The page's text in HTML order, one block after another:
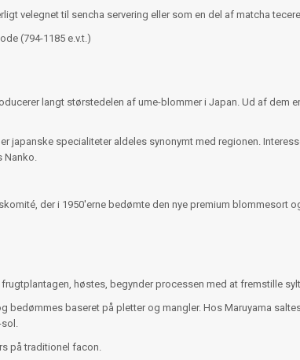
velegnet til sencha servering eller som en del af matcha
(794-1185 e.v.t.)
langt størstedelen af ume-blommer i Japan. Ud af dem
japanske specialiteter aldeles synonymt med regionen.
der i 1950'erne bedømte den nye premium blommesort
høstes, begynder processen med at fremstille
bedømmes baseret på pletter og mangler. Hos Maruyama
på traditionel facon.